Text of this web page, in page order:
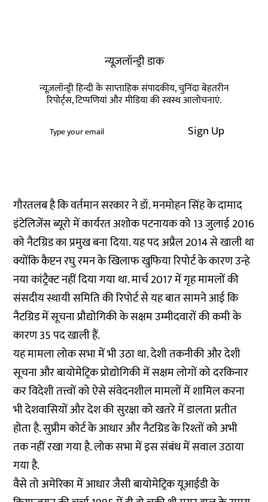
न्यूज़लॉन्ड्री डाक
न्यूज़लॉन्ड्री हिन्दी के साप्ताहिक संपादकीय, चुनिंदा बेहतरीन
रिपोर्ट्स, टिप्पणियां और मीडिया की स्वस्थ आलोचनाएं.
Sign Up
गौरतलब है कि वर्तमान सरकार ने डॉ. मनमोहन सिंह के दामाद
इंटेलिजेंस ब्यूरो में कार्यरत अशोक पटनायक को 13 जुलाई 2016
को नैटग्रिड का प्रमुख बना दिया. यह पद अप्रैल 2014 से खाली था
क्योंकि कैप्टन रघु रमन के खिलाफ खुफिया रिपोर्ट के कारण उन्हे
नया कांट्रैक्ट नहीं दिया गया था. मार्च 2017 में गृह मामलों की
संसदीय स्थायी समिति की रिपोर्ट से यह बात सामने आई कि
नैटग्रिड में सूचना प्रौद्योगिकी के सक्षम उम्मीदवारों की कमी के
कारण 35 पद खाली हैं.
यह मामला लोक सभा में भी उठा था. देशी तकनीकी और देशी
सूचना और बायोमेट्रिक प्रोद्योगिकी में सक्षम लोगों को दरकिनार
कर विदेशी तत्त्वों को ऐसे संवेदनशील मामलों में शामिल करना
भी देशवासियों और देश की सुरक्षा को खतरे में डालता प्रतीत
होता है. सुप्रीम कोर्ट के आधार और नैटग्रिड के रिश्तों को अभी
तक नहीं रखा गया है. लोक सभा में इस संबंध में सवाल उठाया
गया है.
वैसे तो अमेरिका में आधार जैसी बायोमेट्रिक यूआईडी के